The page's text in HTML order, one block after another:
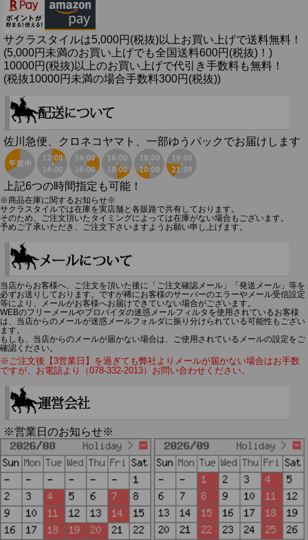
サクラスタイルは5,000円(税抜)以上お買い上げで送料無料！
(5,000円未満のお買い上げでも全国送料600円(税抜)！)
10000円(税抜)以上のお買い上げで代引き手数料も無料！
(税抜10000円未満の場合手数料300円(税抜))
佐川急便、クロネコヤマト、一部ゆうパックでお届けします
上記6つの時間指定も可能！
※商品在庫に関するお知らせ※
サクラスタイルでは在庫を実店舗と各販路で共有しております。
そのため、ご注文頂いたタイミングによっては在庫がない場合もございます。
予めご了承いただき、ご注文下さいますようお願い申し上げます。
当店からお客様へ、ご注文を頂いた後に「ご注文確認メール」「発送メール」等を
必ずお送りしております。ですが稀にお客様のサーバーのエラーやメール受信設定
等により、メールがお客様へお届けできていない場合がございます。
WEBのフリーメールやプロバイダの迷惑メールフィルタを使用されているお客様
は、当店からのメールが迷惑メールフォルダに振り分けられている可能性もござい
ます。
もしも、当店からのメールが届かない場合は、ご使用されているメールの設定をご
確認ください。
※ご注文後【3営業日】を過ぎても弊社よりメールが届かない場合はお手数
ですが、お電話より（078-332-2013）お問い合わせください。
※営業日のお知らせ※